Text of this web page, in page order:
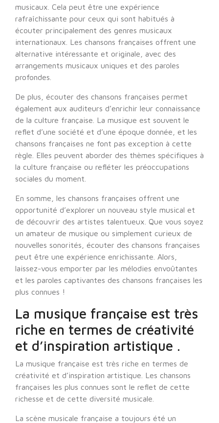
musicaux. Cela peut être une expérience
rafraîchissante pour ceux qui sont habitués à
écouter principalement des genres musicaux
internationaux. Les chansons françaises offrent une
alternative intéressante et originale, avec des
arrangements musicaux uniques et des paroles
profondes.
De plus, écouter des chansons françaises permet
également aux auditeurs d’enrichir leur connaissance
de la culture française. La musique est souvent le
reflet d’une société et d’une époque donnée, et les
chansons françaises ne font pas exception à cette
règle. Elles peuvent aborder des thèmes spécifiques à
la culture française ou refléter les préoccupations
sociales du moment.
En somme, les chansons françaises offrent une
opportunité d’explorer un nouveau style musical et
de découvrir des artistes talentueux. Que vous soyez
un amateur de musique ou simplement curieux de
nouvelles sonorités, écouter des chansons françaises
peut être une expérience enrichissante. Alors,
laissez-vous emporter par les mélodies envoûtantes
et les paroles captivantes des chansons françaises les
plus connues !
La musique française est très
riche en termes de créativité
et d’inspiration artistique .
La musique française est très riche en termes de
créativité et d’inspiration artistique. Les chansons
françaises les plus connues sont le reflet de cette
richesse et de cette diversité musicale.
La scène musicale française a toujours été un